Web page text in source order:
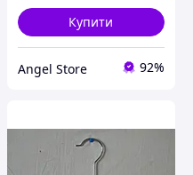
Купити
Angel Store 92%